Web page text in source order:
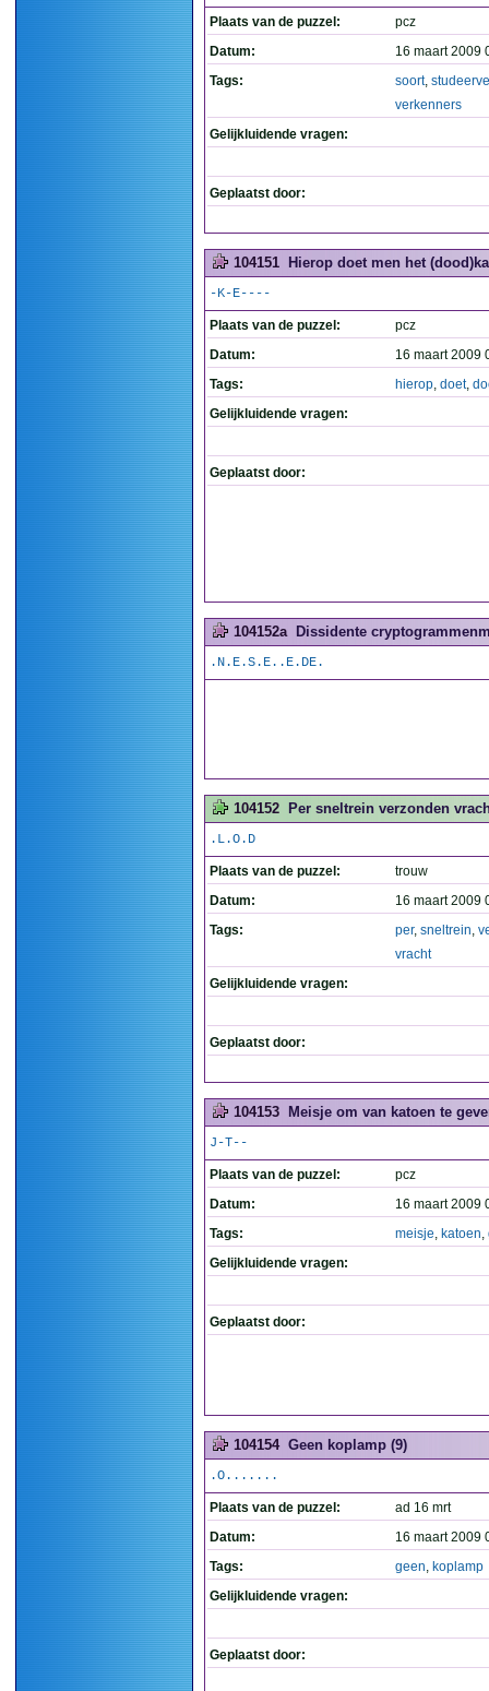
Plaats van de puzzel:
pcz
Datum:
16 maart 2009
Tags:
soort,
verkenners
Gelijkluidende vragen:
Geplaatst door:
104151 Hierop doet men het
-K-E----
Plaats van de puzzel:
pcz
Datum:
16 maart 2009
Tags:
hierop, doet,
Gelijkluidende vragen:
Geplaatst door:
104152a Dissidente
.N.E.S.E..E.DE.
104152 Per sneltrein verzonden
.L.O.D
Plaats van de puzzel:
trouw
Datum:
16 maart 2009
Tags:
per, sneltrein,
vracht
Gelijkluidende vragen:
Geplaatst door:
104153 Meisje om van katoen te
J-T--
Plaats van de puzzel:
pcz
Datum:
16 maart 2009
Tags:
meisje, katoen,
Gelijkluidende vragen:
Geplaatst door:
104154 Geen koplamp (9)
.O.......
Plaats van de puzzel:
ad 16 mrt
Datum:
16 maart 2009
Tags:
geen, koplamp
Gelijkluidende vragen:
Geplaatst door: